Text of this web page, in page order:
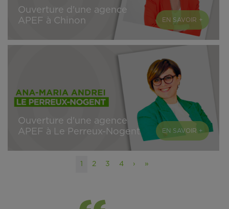
Ouverture d'une agence
APEF à Chinon
EN SAVOIR +
Ouverture d'une agence
APEF à Le Perreux-Nogent
EN SAVOIR +
1 2 3 4 › »